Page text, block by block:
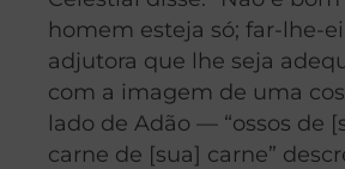
homem esteja só; far-lhe-
adjutora que lhe seja
com a imagem de uma
lado de Adão — “ossos de
carne de [sua] carne”